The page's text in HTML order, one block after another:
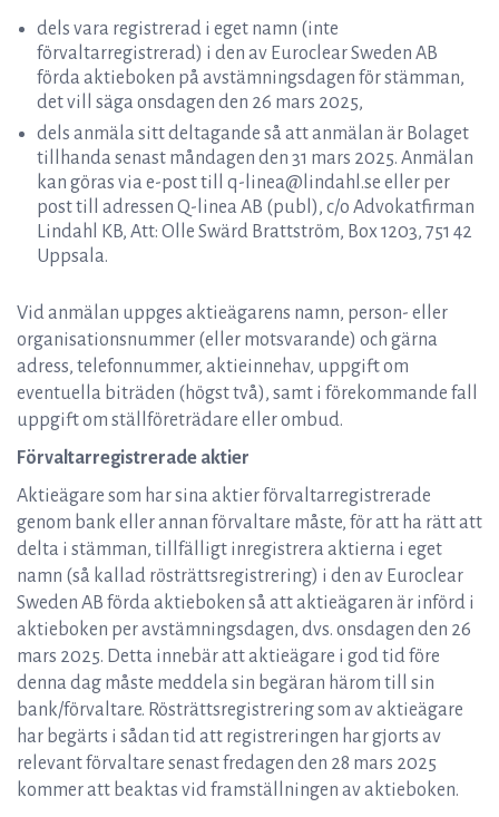
dels vara registrerad i eget namn (inte
förvaltarregistrerad) i den av Euroclear Sweden AB
förda aktieboken på avstämningsdagen för stämman,
det vill säga onsdagen den 26 mars 2025,
dels anmäla sitt deltagande så att anmälan är Bolaget
tillhanda senast måndagen den 31 mars 2025. Anmälan
kan göras via e-post till q-linea@lindahl.se eller per
post till adressen Q-linea AB (publ), c/o Advokatfirman
Lindahl KB, Att: Olle Swärd Brattström, Box 1203, 751 42
Uppsala.
Vid anmälan uppges aktieägarens namn, person- eller
organisationsnummer (eller motsvarande) och gärna
adress, telefonnummer, aktieinnehav, uppgift om
eventuella biträden (högst två), samt i förekommande fall
uppgift om ställföreträdare eller ombud.
Förvaltarregistrerade aktier
Aktieägare som har sina aktier förvaltarregistrerade
genom bank eller annan förvaltare måste, för att ha rätt att
delta i stämman, tillfälligt inregistrera aktierna i eget
namn (så kallad rösträttsregistrering) i den av Euroclear
Sweden AB förda aktieboken så att aktieägaren är införd i
aktieboken per avstämningsdagen, dvs. onsdagen den 26
mars 2025. Detta innebär att aktieägare i god tid före
denna dag måste meddela sin begäran härom till sin
bank/förvaltare. Rösträttsregistrering som av aktieägare
har begärts i sådan tid att registreringen har gjorts av
relevant förvaltare senast fredagen den 28 mars 2025
kommer att beaktas vid framställningen av aktieboken.